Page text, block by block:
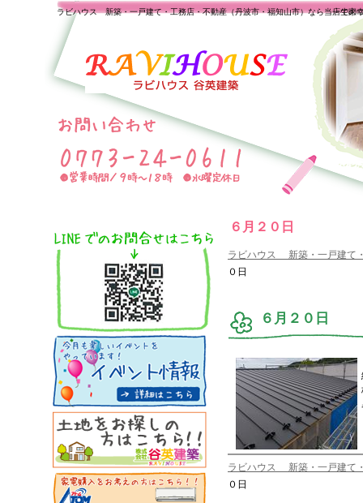
６月２０日
一生の
ラビハウス 新築・一戸建て・工務店・不動産（丹波市・福知山市）なら当店で家
ラビハウス 新築・一戸建て
０日
６月２０日
ラビハウス 新築・一戸建て
０日